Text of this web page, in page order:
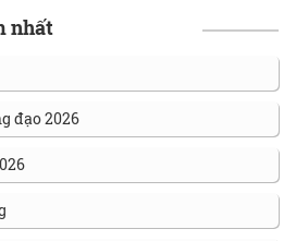
nhất
đạo 2026